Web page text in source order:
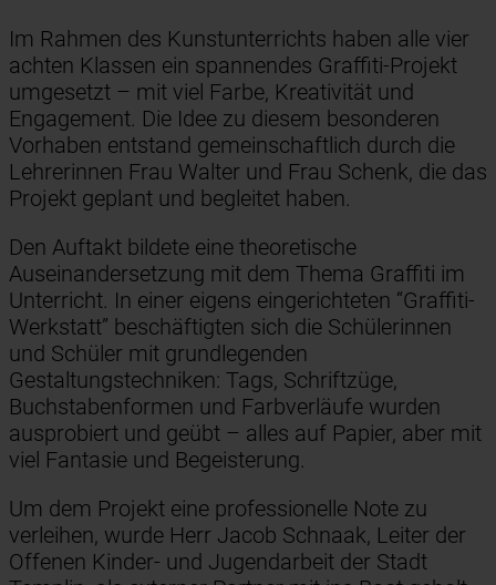
Im Rahmen des Kunstunterrichts haben alle vier
achten Klassen ein spannendes Graffiti-Projekt
umgesetzt – mit viel Farbe, Kreativität und
Engagement. Die Idee zu diesem besonderen
Vorhaben entstand gemeinschaftlich durch die
Lehrerinnen Frau Walter und Frau Schenk, die das
Projekt geplant und begleitet haben.
Den Auftakt bildete eine theoretische
Auseinandersetzung mit dem Thema Graffiti im
Unterricht. In einer eigens eingerichteten “Graffiti-
Werkstatt” beschäftigten sich die Schülerinnen
und Schüler mit grundlegenden
Gestaltungstechniken: Tags, Schriftzüge,
Buchstabenformen und Farbverläufe wurden
ausprobiert und geübt – alles auf Papier, aber mit
viel Fantasie und Begeisterung.
Um dem Projekt eine professionelle Note zu
verleihen, wurde Herr Jacob Schnaak, Leiter der
Offenen Kinder- und Jugendarbeit der Stadt